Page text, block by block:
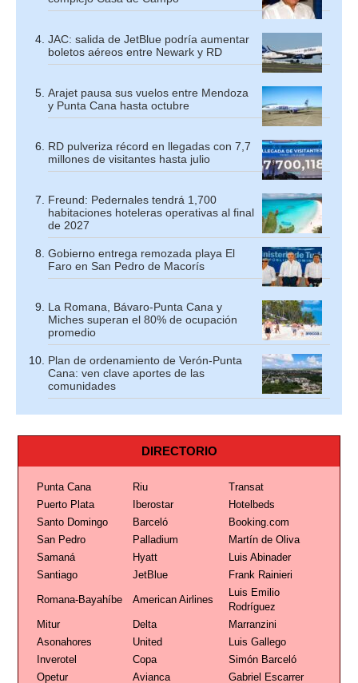
JAC: salida de JetBlue podría aumentar
boletos aéreos entre Newark y RD
Arajet pausa sus vuelos entre Mendoza
y Punta Cana hasta octubre
RD pulveriza récord en llegadas con 7,7
millones de visitantes hasta julio
Freund: Pedernales tendrá 1,700
habitaciones hoteleras operativas al final
de 2027
Gobierno entrega remozada playa El
Faro en San Pedro de Macorís
La Romana, Bávaro-Punta Cana y
Miches superan el 80% de ocupación
promedio
Plan de ordenamiento de Verón-Punta
Cana: ven clave aportes de las
comunidades
DIRECTORIO
Punta Cana Riu
Transat
Puerto Plata
Iberostar
Hotelbeds
Santo Domingo
Barceló
Booking.com
San Pedro
Palladium
Martín de Oliva
Samaná
Hyatt
Luis Abinader
Santiago
JetBlue Frank Rainieri
Romana-Bayahíbe American Airlines
Luis Emilio
Rodríguez
Mitur
Delta
Marranzini
Asonahores
United
Luis Gallego
Inverotel
Copa
Simón Barceló
Opetur
Avianca Gabriel Escarrer